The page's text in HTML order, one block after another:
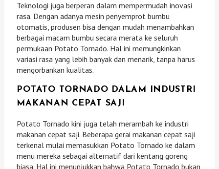
Teknologi juga berperan dalam mempermudah inovasi
rasa. Dengan adanya mesin penyemprot bumbu
otomatis, produsen bisa dengan mudah menambahkan
berbagai macam bumbu secara merata ke seluruh
permukaan Potato Tornado. Hal ini memungkinkan
variasi rasa yang lebih banyak dan menarik, tanpa harus
mengorbankan kualitas.
POTATO TORNADO DALAM INDUSTRI
MAKANAN CEPAT SAJI
Potato Tornado kini juga telah merambah ke industri
makanan cepat saji. Beberapa gerai makanan cepat saji
terkenal mulai memasukkan Potato Tornado ke dalam
menu mereka sebagai alternatif dari kentang goreng
biasa. Hal ini menunjukkan bahwa Potato Tornado bukan